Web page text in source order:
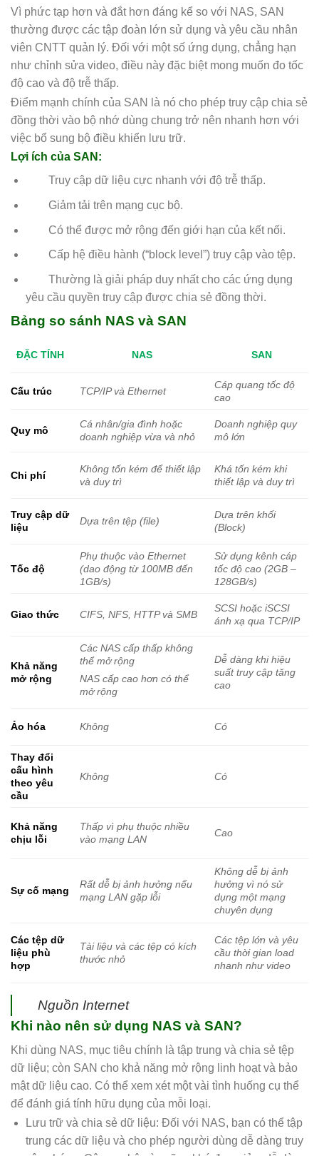
Vì phức tạp hơn và đắt hơn đáng kể so với NAS, SAN
thường được các tập đoàn lớn sử dụng và yêu cầu nhân
viên CNTT quản lý. Đối với một số ứng dụng, chẳng hạn
như chỉnh sửa video, điều này đặc biệt mong muốn đo tốc
độ cao và độ trễ thấp.
Điểm mạnh chính của SAN là nó cho phép truy cập chia sẻ
đồng thời vào bộ nhớ dùng chung trở nên nhanh hơn với
việc bổ sung bộ điều khiển lưu trữ.
Lợi ích của SAN:
Truy cập dữ liệu cực nhanh với độ trễ thấp.
Giảm tải trên mạng cục bộ.
Có thể được mở rộng đến giới hạn của kết nối.
Cấp hệ điều hành (“block level”) truy cập vào tệp.
Thường là giải pháp duy nhất cho các ứng dụng
yêu cầu quyền truy cập được chia sẻ đồng thời.
Bảng so sánh NAS và SAN
ĐẶC TÍNH NAS SAN
Cấu trúc TCP/IP và Ethernet
Cáp quang tốc độ
cao
Quy mô
Cá nhân/gia đình hoặc
doanh nghiệp vừa và nhỏ
Doanh nghiệp quy
mô lớn
Chi phí
Không tốn kém để thiết lập
và duy trì
Khá tốn kém khi
thiết lập và duy trì
Truy cập dữ
liệu
Dựa trên tệp (file)
Dựa trên khối
(Block)
Tốc độ
Phụ thuộc vào Ethernet
(dao động từ 100MB đến
1GB/s)
Sử dụng kênh cáp
tốc độ cao (2GB –
128GB/s)
Giao thức CIFS, NFS, HTTP và SMB
SCSI hoặc iSCSI
ánh xạ qua TCP/IP
Khả năng
mở rộng
Các NAS cấp thấp không
thể mở rộng
NAS cấp cao hơn có thể
mở rộng
Dễ dàng khi hiệu
suất truy cập tăng
cao
Ảo hóa Không Có
Thay đổi
cấu hình
theo yêu
cầu
Không Có
Khả năng
chịu lỗi
Thấp vì phụ thuộc nhiều
vào mạng LAN
Cao
Sự cố mạng
Rất dễ bị ảnh hưởng nếu
mạng LAN gặp lỗi
Không dễ bị ảnh
hưởng vì nó sử
dụng một mạng
chuyên dụng
Các tệp dữ
liệu phù
hợp
Tài liệu và các tệp có kích
thước nhỏ
Các tệp lớn và yêu
cầu thời gian load
nhanh như video
Nguồn Internet
Khi nào nên sử dụng NAS và SAN?
Khi dùng NAS, mục tiêu chính là tập trung và chia sẻ tệp
dữ liệu; còn SAN cho khả năng mở rộng linh hoạt và bảo
mật dữ liệu cao. Có thể xem xét một vài tình huống cụ thể
để đánh giá tính hữu dụng của mỗi loại.
Lưu trữ và chia sẻ dữ liệu: Đối với NAS, bạn có thể tập
trung các dữ liệu và cho phép người dùng dễ dàng truy